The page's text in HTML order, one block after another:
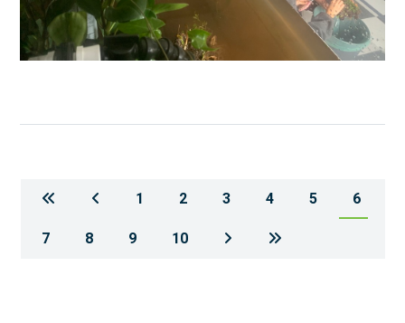
1 2 3 4 5 6
7 8 9 10